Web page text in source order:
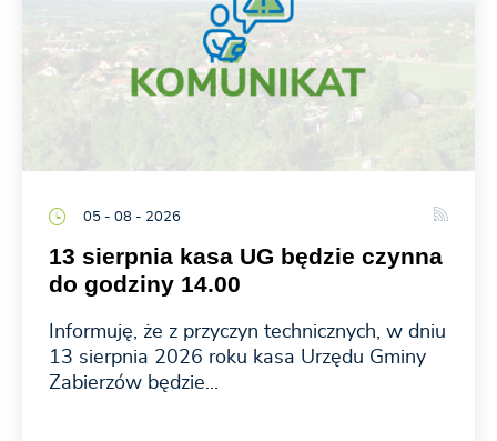
05 - 08 - 2026
13 sierpnia kasa UG będzie czynna
do godziny 14.00
Informuję, że z przyczyn technicznych, w dniu
13 sierpnia 2026 roku kasa Urzędu Gminy
Zabierzów będzie...